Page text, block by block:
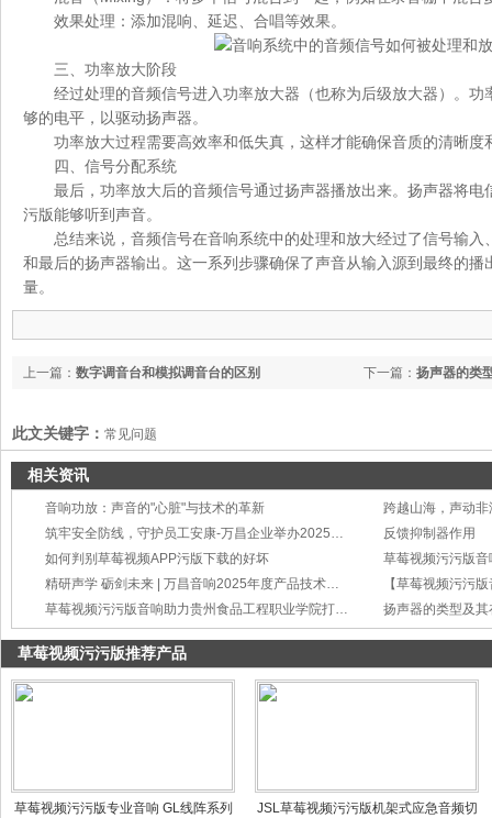
效果处理：添加混响、延迟、合唱等效果。
三、功率放大阶段
经过处理的音频信号进入功率放大器（也称为后级放大器）。
够的电平，以驱动扬声器。
功率放大过程需要高效率和低失真，这样才能确保音质的清晰度
四、信号分配系统
最后，功率放大后的音频信号通过扬声器播放出来。扬声器将
污版能够听到声音。
总结来说，音频信号在音响系统中的处理和放大经过了信号输
和最后的扬声器输出。这一系列步骤确保了声音从输入源到最终的
量。
下一篇： 扬声器的类
上一篇： 数字调音台和模拟调音台的区别
此文关键字： 常见问题
相关资讯
音响功放：声音的"心脏"与技术的革新
筑牢安全防线，守护员工安康-万昌企业举办2025年度工伤事故处理与预防培训
反馈抑制器作用
如何判别草莓视频APP污版下载的好坏
草莓视频污污版
精研声学 砺剑未来 | 万昌音响2025年度产品技术培训会圆满举行
草莓视频污污版音响助力贵州食品工程职业学院打造智慧会议新标杆
扬声器的类型及
草莓视频污污版推荐产品
草莓视频污污版专业音响 GL线阵系列 JSL草莓视频污污版机架式应急音频切